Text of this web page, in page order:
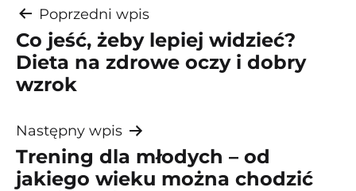
Nawigacja
wpisu
Poprzedni wpis
Co jeść, żeby lepiej widzieć?
Dieta na zdrowe oczy i dobry
wzrok
Następny wpis
Trening dla młodych – od
jakiego wieku można chodzić